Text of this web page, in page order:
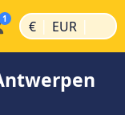
€ | EUR |